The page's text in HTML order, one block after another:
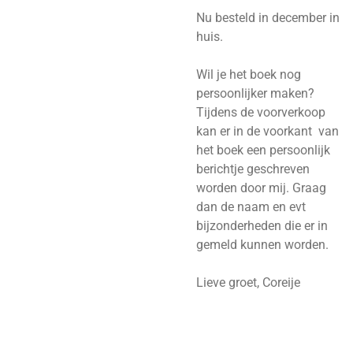
Nu besteld in december in
huis.
Wil je het boek nog
persoonlijker maken?
Tijdens de voorverkoop
kan er in de voorkant van
het boek een persoonlijk
berichtje geschreven
worden door mij. Graag
dan de naam en evt
bijzonderheden die er in
gemeld kunnen worden.
Lieve groet, Coreije